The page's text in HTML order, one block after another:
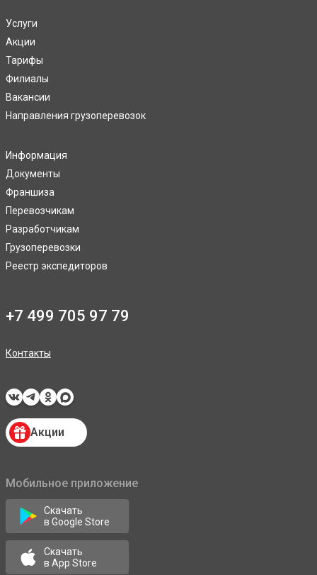
Услуги
Акции
Тарифы
Филиалы
Вакансии
Направления грузоперевозок
Информация
Документы
Франшиза
Перевозчикам
Разработчикам
Грузоперевозки
Реестр экспедиторов
+7 499 705 97 79
Контакты
Акции
Мобильное приложение
Скачать
в Google Store
Скачать
в App Store